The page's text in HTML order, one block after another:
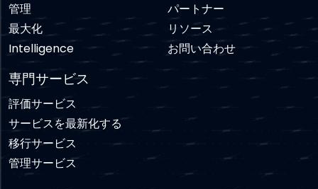
管理
最大化
Intelligence
専門サービス
評価サービス
サービスを最新化する
移行サービス
管理サービス
パートナー
リソース
お問い合わせ